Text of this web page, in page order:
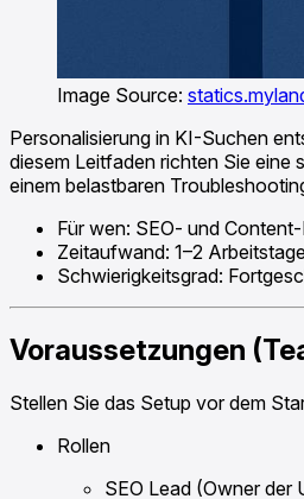
Image Source:
Personalisierung in KI-Suchen
diesem Leitfaden richten Sie
einem belastbaren
Für wen: SEO- und
Zeitaufwand: 1–2
Schwierigkeitsgrad:
Voraussetzungen
Stellen Sie das Setup vor dem
Rollen
SEO Lead (Owner der